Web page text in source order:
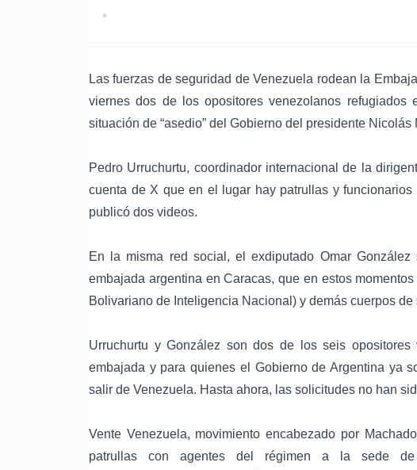
•
Las fuerzas de seguridad de Venezuela rodean la
viernes dos de los opositores venezolanos
situación de “asedio” del Gobierno del presidente Nicolás
Pedro Urruchurtu, coordinador internacional de la
cuenta de X que en el lugar hay patrullas y
publicó dos videos.
En la misma red social, el exdiputado Omar
embajada argentina en Caracas, que en estos
Bolivariano de Inteligencia Nacional) y demás cuerpos de
Urruchurtu y González son dos de los seis
embajada y para quienes el Gobierno de Argentina ya
salir de Venezuela. Hasta ahora, las solicitudes no han
Vente Venezuela, movimiento encabezado por
patrullas con agentes del régimen a la sede